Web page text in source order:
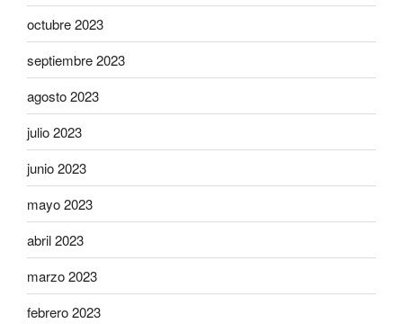
octubre 2023
septiembre 2023
agosto 2023
julio 2023
junio 2023
mayo 2023
abril 2023
marzo 2023
febrero 2023